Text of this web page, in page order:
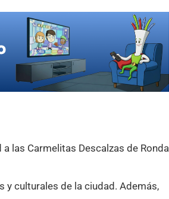
las Carmelitas Descalzas de Ronda
culturales de la ciudad. Además,